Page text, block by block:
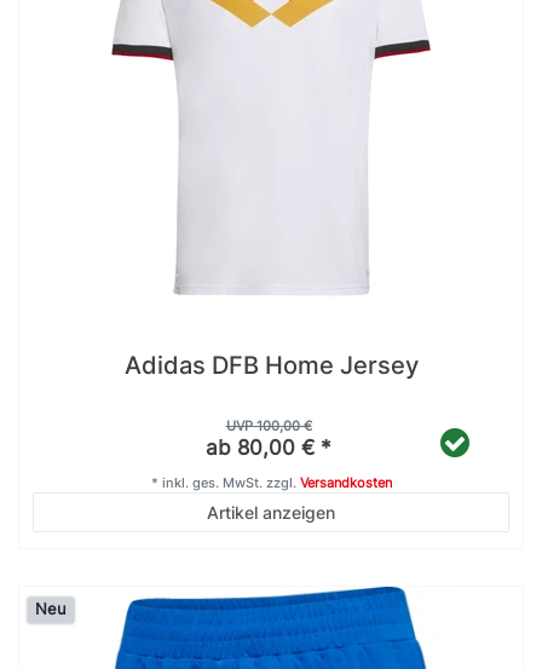
Adidas DFB Home Jersey
UVP 100,00 €
ab 80,00 € *
Artikel anzeigen
* inkl. ges. MwSt.zzgl. Versandkosten
Neu